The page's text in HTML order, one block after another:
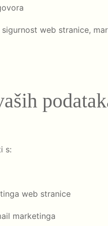
web stranice,
s:
web stranice
marketinga